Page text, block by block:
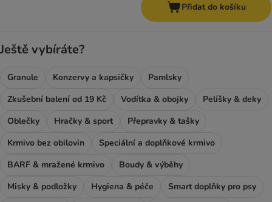
Přidat do košíku
Ještě vybíráte?
Granule Konzervy a kapsičky
Pamlsky
Zkušební balení od 19 Kč
Vodítka & obojky
Pelíšky & deky
Oblečky
Hračky & sport
Přepravky & tašky
Krmivo bez obilovin
Speciální a doplňkové krmivo
BARF & mražené krmivo
Boudy & výběhy
Misky & podložky
Hygiena & péče
Smart doplňky pro psy